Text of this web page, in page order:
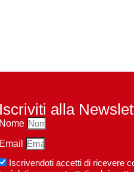
Iscriviti alla
Nome
Email
Iscrivendoti accetti di ricevere